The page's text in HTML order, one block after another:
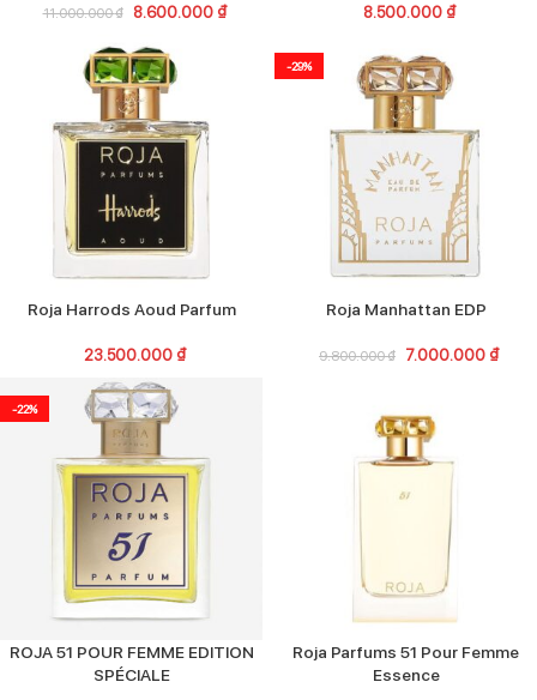
11.000.000₫ 8.600.000 ₫ 8.500.000 ₫
Roja Harrods Aoud Parfum
23.500.000 ₫
-29%
Roja Manhattan EDP
9.800.000₫ 7.000.000 ₫
-22%
ROJA 51 POUR FEMME EDITION
SPÉCIALE
Roja Parfums 51 Pour Femme
Essence